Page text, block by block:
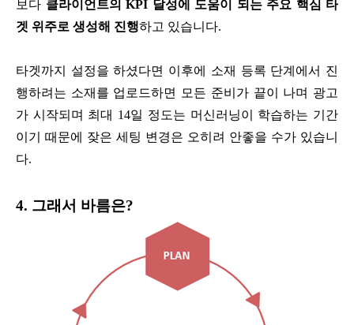
보다 클라이언트의 KPI 달성에 도움이 되는 주요 핵심 타
겟 위주로 생성해 진행하고 있습니다.
타겟까지 설정을 하셨다면 이후에 소재 등록 단계에서 진
행하려는 소재를 업로드하면 모든 준비가 끝이 나며 광고
가 시작되며 최대 14일 정도는 머신러닝이 학습하는 기간
이기 때문에 잦은 세팅 변경은 오히려 안좋을 수가 있습니
다.
4. 그래서 바름은?